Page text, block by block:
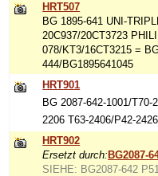
HRT507
BG 1895-641 UNI-
20C937/20CT3723
078/KT3/16CT3215 =
444/BG1895641045
HRT901
BG 2087-642-1001/T70-
2206 T63-2406/P42-2426
HRT902
Ersetzt durch: BG2087-
SIEHE: BG2087-642